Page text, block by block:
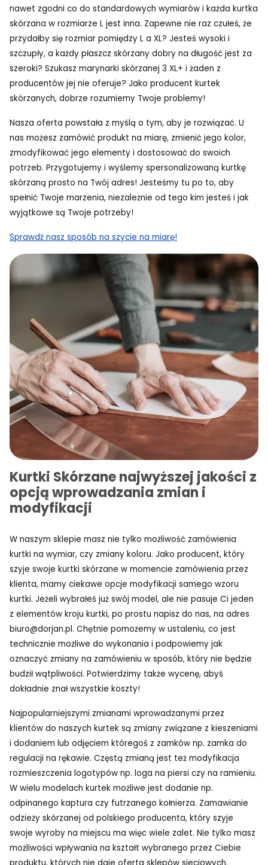
nawet zgodni co do standardowych wymiarów i każda kurtka
skórzana w rozmiarze L jest inna. Zapewne nie raz czułeś, że
przydałby się rozmiar pomiędzy L a XL? Jesteś wysoki i
szczupły, a każdy płaszcz skórzany dobry na długość jest za
szeroki? Szukasz marynarki skórzanej 3 XL+ i żaden z
producentów jej nie oferuje? Jako producent kurtek
skórzanych, dobrze rozumiemy Twoje problemy!
Nasza oferta powstała z myślą o tym, aby je rozwiązać. U
nas możesz zamówić produkt na miarę, zmienić jego kolor,
zmodyfikować jego elementy i dostosować do swoich
potrzeb. Przygotujemy i wyślemy spersonalizowaną kurtkę
skórzaną prosto na Twój adres! Jesteśmy tu po to, aby
spełnić Twoje marzenia, niezależnie od tego kim jesteś i jak
wyjątkowe są Twoje potrzeby!
Sprawdź nasz sposób na szycie na miarę!
Kurtki Skórzane najwyższej jakości z
opcją wprowadzania zmian i
modyfikacji
W naszym sklepie masz nie tylko możliwość zamówienia
kurtki na wymiar, czy zmiany koloru. Jako producent, który
szyje swoje kurtki skórzane w momencie zamówienia przez
klienta, mamy ciekawe opcje modyfikacji samego wzoru
kurtki. Jeżeli wybrałeś już swój model, ale nie pasuje Ci jeden
z elementów kroju kurtki, po prostu napisz do nas, na adres
biuro@dorjan.pl. Chętnie pomożemy w ustaleniu, co jest
technicznie możliwe do wykonania i podpowiemy jak
oznaczyć zmiany na zamówieniu w sposób, który nie będzie
budził wątpliwości. Potwierdzimy także wycenę, abyś
dokładnie znał wszystkie koszty!
Najpopularniejszymi zmianami wprowadzanymi przez
klientów do naszych kurtek są zmiany związane z kieszeniami
i dodaniem lub odjęciem któregoś z zamków np. zamka do
regulacji na rękawie. Częstą zmianą jest też modyfikacja
rozmieszczenia logotypów np. loga na piersi czy na ramieniu.
W wielu modelach kurtek możliwe jest dodanie np.
odpinanego kaptura czy futrzanego kołnierza. Zamawianie
odzieży skórzanej od polskiego producenta, który szyje
swoje wyroby na miejscu ma więc wiele zalet. Nie tylko masz
możliwości wpływania na kształt wybranego przez Ciebie